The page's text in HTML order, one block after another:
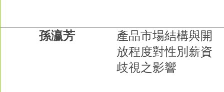
孫瀛芳
產品市場結構與開
放程度對性別薪資
歧視之影響